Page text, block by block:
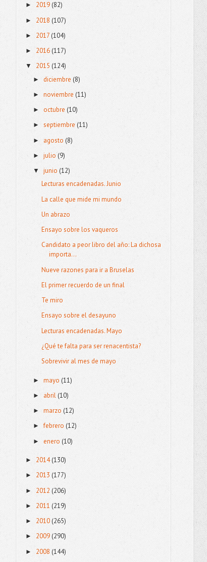
► 2019(82)
► 2018 (107)
► 2017 (104)
► 2016(117)
▼ 2015 (124)
► diciembre(8)
►noviembre (11)
►octubre (10)
►septiembre(11)
► agosto(8)
►julio(9)
▼junio (12)
Lecturas encadenadas. Junio
La calle que mide mi mundo
Un abrazo
Ensayo sobre los vaqueros
Candidato a peor libro del año: La dichosa
importa...
Nueve razones para ir a Bruselas
El primer recuerdo de un final
Te miro
Ensayo sobre el desayuno
Lecturas encadenadas. Mayo
¿Qué te falta para ser renacentista?
Sobrevivir al mes de mayo
►mayo (11)
► abril (10)
►marzo(12)
►febrero(12)
►enero(10)
► 2014(130)
► 2013 (177)
► 2012 (206)
► 2011 (219)
► 2010(265)
► 2009(290)
► 2008 (144)